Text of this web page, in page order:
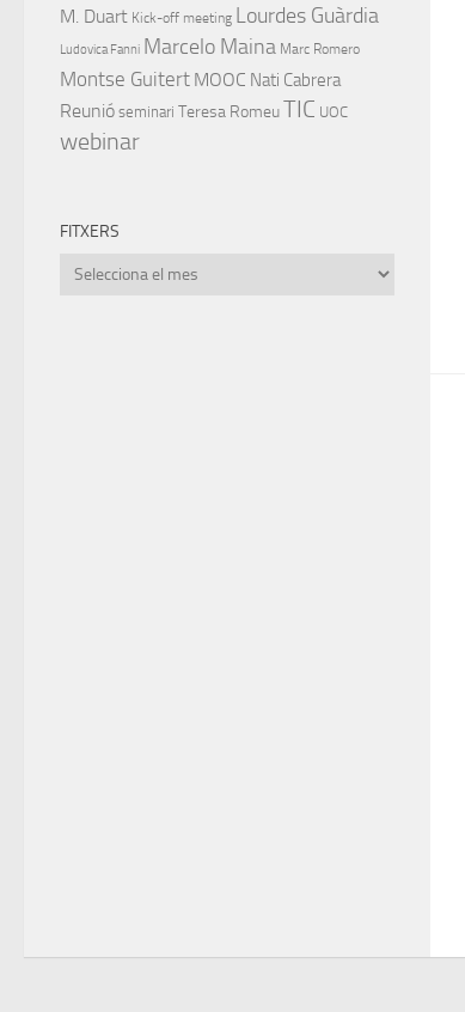
M. Duart Kick-off meeting Lourdes Guàrdia
Ludovica Fanni Marcelo Maina Marc Romero
Montse Guitert MOOC Nati Cabrera
Reunió seminari Teresa RomeuTIC UOC
webinar
FITXERS
Fitxers